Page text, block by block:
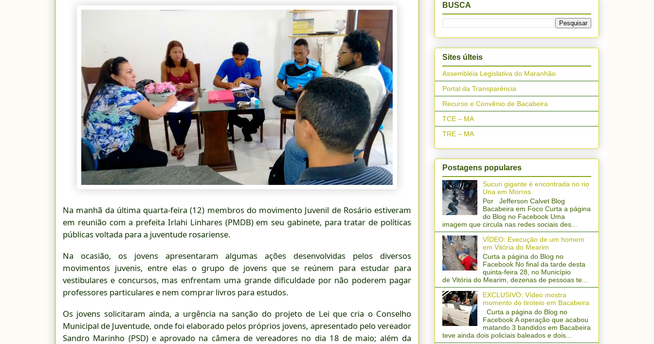
Na manhã da última quarta-feira (12) membros do movimento Juvenil de Rosário estiveram
em reunião com a prefeita Irlahi Linhares (PMDB) em seu gabinete, para tratar de políticas
públicas voltada para a juventude rosariense.
Na ocasião, os jovens apresentaram algumas ações desenvolvidas pelos diversos
movimentos juvenis, entre elas o grupo de jovens que se reúnem para estudar para
vestibulares e concursos, mas enfrentam uma grande dificuldade por não poderem pagar
professores particulares e nem comprar livros para estudos.
Os jovens solicitaram ainda, a urgência na sanção do projeto de Lei que cria o Conselho
Municipal de Juventude, onde foi elaborado pelos próprios jovens, apresentado pelo vereador
Sandro Marinho (PSD) e aprovado na câmera de vereadores no dia 18 de maio; além da
BUSCA
Sites últeis
Assembléia Legislativa do Maranhão
Portal da Transparência
Recurso e Convênio de Bacabeira
TCE – MA
TRE – MA
Postagens populares
Sucuri gigante é encontrada no rio
Una em Morros
Por Jefferson Calvet Blog
Bacabeira em Foco Curta a página
do Blog no Facebook Uma
imagem que circula nas redes sociais des...
VÍDEO: Execução de um homem
em Vitória do Mearim
Curta a página do Blog no
Facebook No final da tarde desta
quinta-feira 28, no Município
de Vitória do Mearim, dezenas de pessoas te...
EXCLUSIVO: Vídeo mostra
momento do tiroteio em Bacabeira
Curta a página do Blog no
Facebook A operação que acabou
matando 3 bandidos em Bacabeira
teve ainda dois policiais baleados e dois...